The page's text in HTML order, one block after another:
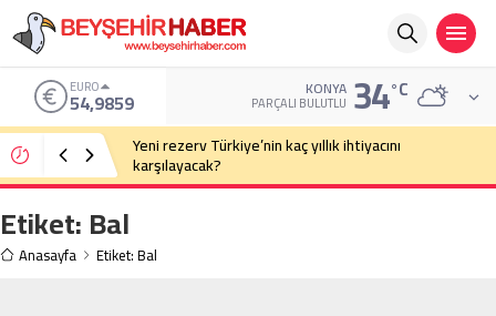
EURO
54,9859 KONYA
PARÇALI BULUTLU 34°C
Yeni rezerv Türkiye’nin kaç yıllık ihtiyacını
karşılayacak?
Etiket:Bal
Anasayfa Etiket: Bal